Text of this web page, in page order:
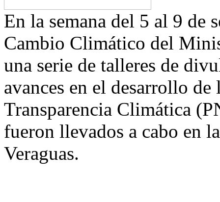
En la semana del 5 al 9 de
Cambio Climático del
una serie de talleres de
avances en el desarrollo
Transparencia Climática
fueron llevados a cabo en
Veraguas.